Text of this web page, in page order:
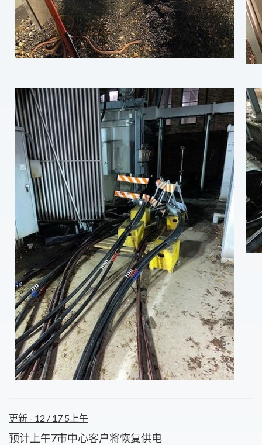
更新 - 12 / 17 5上午
预计上午7市中心客户将恢复供电